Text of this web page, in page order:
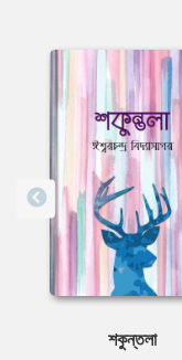
শকুন্তলা